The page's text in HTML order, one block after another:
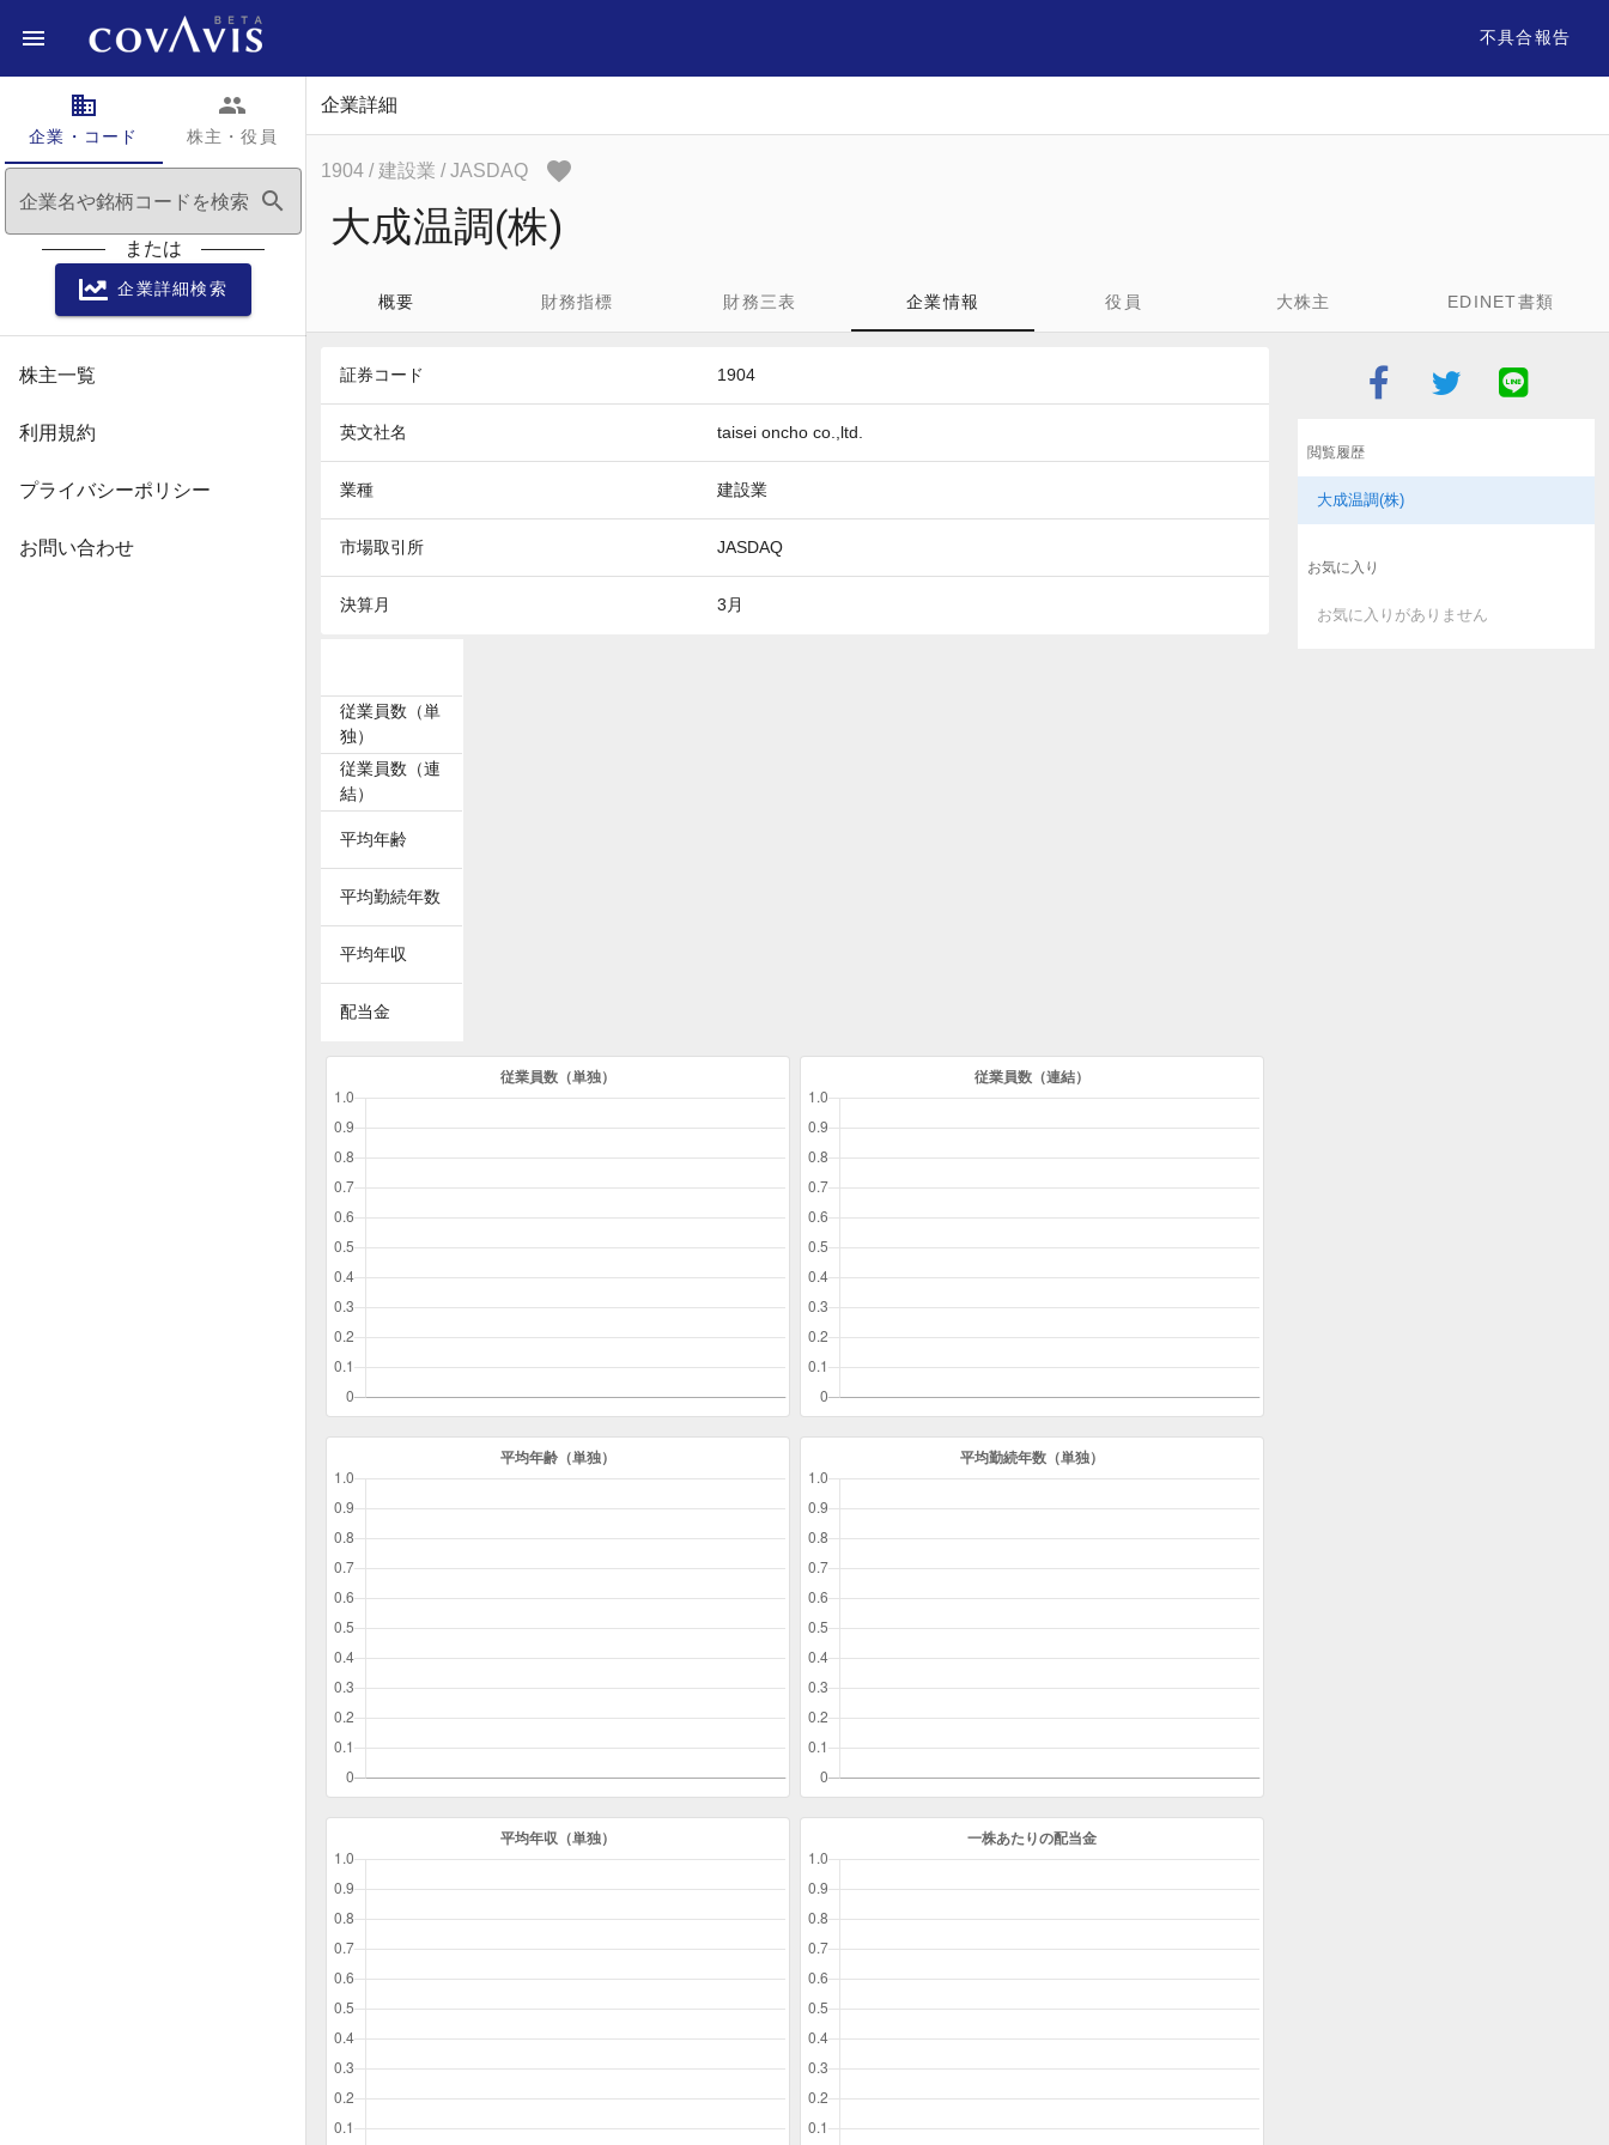
企業・コード
domain
株主・役員
people
企業名や銘柄コードを検索 search
または
企業詳細検索
株主一覧
利用規約
プライバシーポリシー
お問い合わせ
不具合報告
企業詳細
1904 / 建設業 / JASDAQ
大成温調(株)
概要 財務指標 財務三表 企業情報 役員 大株主 EDINET書類
証券コード 1904
英文社名 taisei oncho co.,ltd.
業種 建設業
市場取引所 JASDAQ
決算月 3月
従業員数（単
独）
従業員数（連
結）
平均年齢
平均勤続年数
平均年収
配当金
閲覧履歴
大成温調(株)
お気に入り
お気に入りがありません